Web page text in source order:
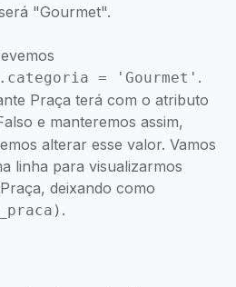
"Gourmet".
= 'Gourmet' .
Praça terá com o atributo
e manteremos assim,
alterar esse valor. Vamos
linha para visualizarmos
deixando como
.